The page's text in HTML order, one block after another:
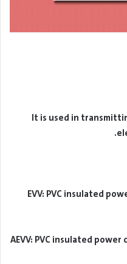
It is used in
● EVV: PVC insulated
● AEVV: PVC insulated